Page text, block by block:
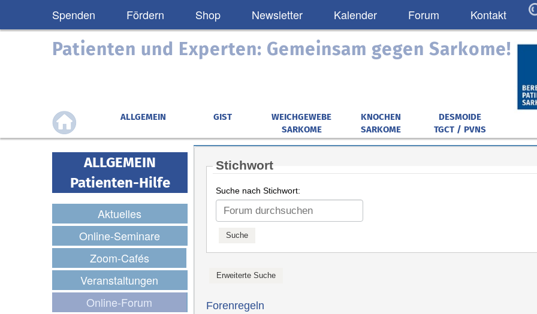
Spenden Fördern Shop Newsletter Kalender Forum Kontakt
Patienten und Experten: Gemeinsam gegen Sarkome!
ALLGEMEIN GIST
WEICHGEWEBE
SARKOME
KNOCHEN
SARKOME
DESMOIDE
TGCT / PVNS
ALLGEMEIN
Patienten-Hilfe
Aktuelles
Online-Seminare
Zoom-Cafés
Veranstaltungen
Online-Forum
Stichwort
Suche nach Stichwort:
Forenregeln